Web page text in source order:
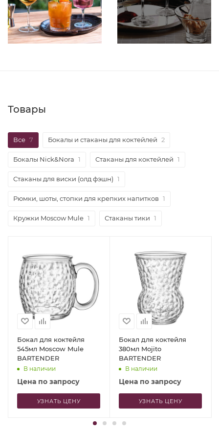
Товары
Все 7 Бокалы и стаканы для коктейлей 2
Бокалы Nick&Nora 1 Стаканы для коктейлей 1
Стаканы для виски (олд фэшн) 1
Рюмки, шоты, стопки для крепких напитков 1
Кружки Moscow Mule 1 Стаканы тики 1
Бокал для коктейля
545мл Moscow Mule
BARTENDER
В наличии
Цена по запросу
УЗНАТЬ ЦЕНУ
Бокал для коктейля
380мл Mojito
BARTENDER
В наличии
Цена по запросу
УЗНАТЬ ЦЕНУ